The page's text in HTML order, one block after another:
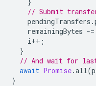
// Submit
pendingTransfers .
remainingBytes -=
i++ ;
}
// And wait for
await Promise.all(
}